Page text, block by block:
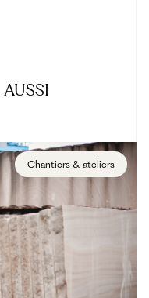
AUSSI
Chantiers & ateliers